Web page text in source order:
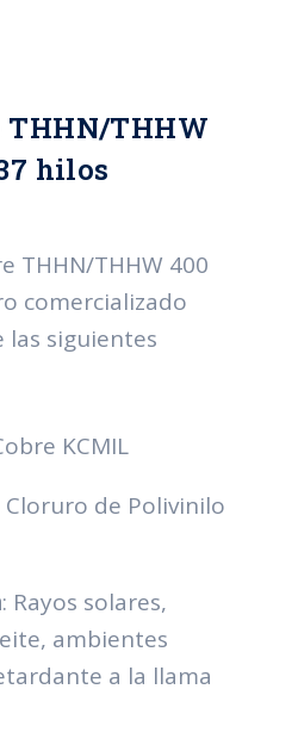
THHN/THHW
hilos
THHN/THHW 400
comercializado
las siguientes
KCMIL
Cloruro de Polivinilo
: Rayos solares,
ambientes
a la llama